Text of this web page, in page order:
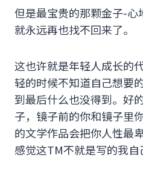
但是最宝贵的那颗金子-心
就永远再也找不回来了。
这也许就是年轻人成长的
轻的时候不知道自己想要
到最后什么也没得到。好
子，镜子前的你和镜子里
的文学作品会把你人性最
感觉这TM不就是写的我自